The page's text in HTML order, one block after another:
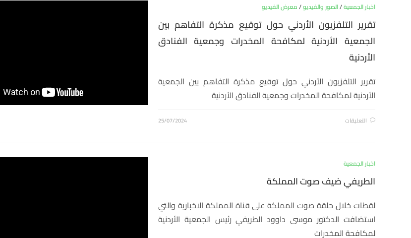
اخبار الجمعية/الصور والفيديو/معرض الفيديو
تقرير التلفزيون الأردني حول توقيع مذكرة التفاهم بين
الجمعية الأردنية لمكافحة المخدرات وجمعية الفنادق
الأردنية
تقرير التلفزيون الأردني حول توقيع مذكرة التفاهم بين الجمعية
الأردنية لمكافحة المخدرات وجمعية الفنادق الأردنية
التعليقات 25/07/2024
اخبار الجمعية
الطريفي ضيف صوت المملكة
لقطات خلال حلقة صوت المملكة على قناة المملكة الاخبارية والتي
استضافت الدكتور موسى داوود الطريفي رئيس الجمعية الأردنية
لمكافحة المخدرات